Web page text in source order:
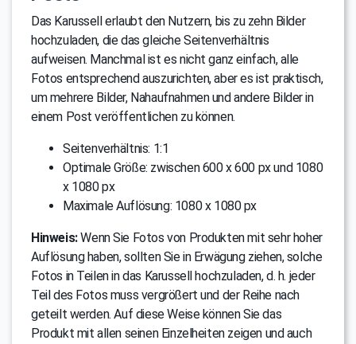
Das Karussell erlaubt den Nutzern, bis zu zehn Bilder
hochzuladen, die das gleiche Seitenverhältnis
aufweisen. Manchmal ist es nicht ganz einfach, alle
Fotos entsprechend auszurichten, aber es ist praktisch,
um mehrere Bilder, Nahaufnahmen und andere Bilder in
einem Post veröffentlichen zu können.
Seitenverhältnis: 1:1
Optimale Größe: zwischen 600 x 600 px und 1080
x 1080 px
Maximale Auflösung: 1080 x 1080 px
Hinweis:Wenn Sie Fotos von Produkten mit sehr hoher
Auflösung haben, sollten Sie in Erwägung ziehen, solche
Fotos in Teilen in das Karussell hochzuladen, d. h. jeder
Teil des Fotos muss vergrößert und der Reihe nach
geteilt werden. Auf diese Weise können Sie das
Produkt mit allen seinen Einzelheiten zeigen und auch